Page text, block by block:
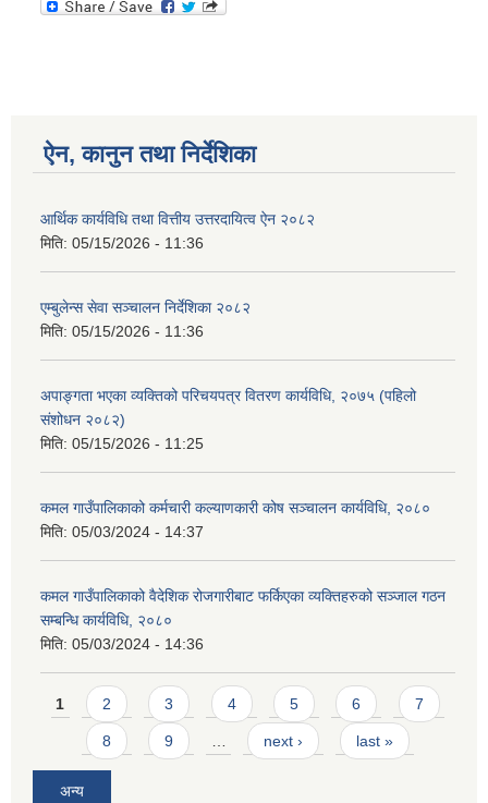
ऐन, कानुन तथा निर्देशिका
आर्थिक कार्यविधि तथा वित्तीय उत्तरदायित्व ऐन २०८२
मिति: 05/15/2026 - 11:36
एम्बुलेन्स सेवा सञ्चालन निर्देशिका २०८२
मिति: 05/15/2026 - 11:36
अपाङ्गता भएका व्यक्तिको परिचयपत्र वितरण कार्यविधि, २०७५ (पहिलो
संशोधन २०८२)
मिति: 05/15/2026 - 11:25
कमल गाउँपालिकाको कर्मचारी कल्याणकारी कोष सञ्चालन कार्यविधि, २०८०
मिति: 05/03/2024 - 14:37
कमल गाउँपालिकाको वैदेशिक रोजगारीबाट फर्किएका व्यक्तिहरुको सञ्जाल गठन
सम्बन्धि कार्यविधि, २०८०
मिति: 05/03/2024 - 14:36
Pages
1 2 3 4 5 6 7
8 9 next › last »
अन्य